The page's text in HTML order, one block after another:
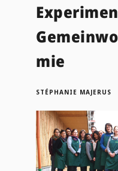
mie
STÉPHANIE MAJERUS